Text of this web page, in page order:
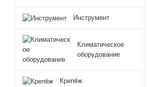
Инструмент
Климатическое
оборудование
Крепёж